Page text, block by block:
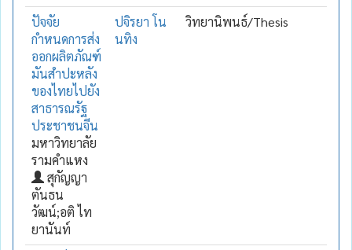
ปัจจัย
กำหนดการส่ง
ออกผลิตภัณฑ์
มันสำปะหลัง
ของไทยไปยัง
สาธารณรัฐ
ประชาชนจีน
มหาวิทยาลัย
รามคำแหง
สุกัญญา
ตันธน
วัฒน์;อติ ไท
ยานันท์
ปจิรยา โน
นทิง
วิทยานิพนธ์/Thesis